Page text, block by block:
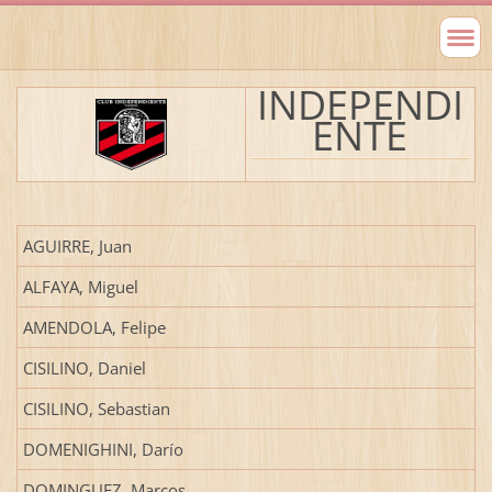
INDEPENDI
ENTE
AGUIRRE, Juan
ALFAYA, Miguel
AMENDOLA, Felipe
CISILINO, Daniel
CISILINO, Sebastian
DOMENIGHINI, Darío